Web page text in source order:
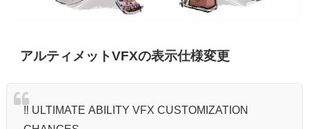
アルティメットVFXの表示仕様変更
‼️ ULTIMATE ABILITY VFX CUSTOMIZATION